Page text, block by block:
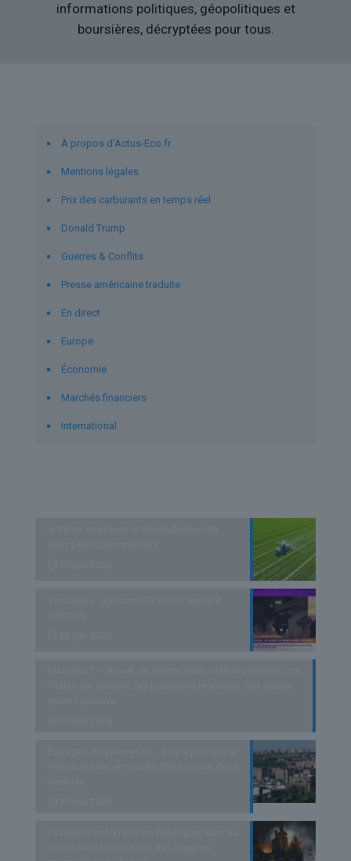
informations politiques, géopolitiques et
boursières, décryptées pour tous.
À propos d’Actus-Eco.fr
Mentions légales
Prix des carburants en temps réel
Donald Trump
Guerres & Conflits
Presse américaine traduite
En direct
Europe
Économie
Marchés financiers
International